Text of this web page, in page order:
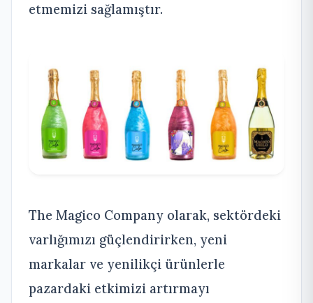
etmemizi sağlamıştır.
The Magico Company olarak, sektördeki
varlığımızı güçlendirirken, yeni
markalar ve yenilikçi ürünlerle
pazardaki etkimizi artırmayı